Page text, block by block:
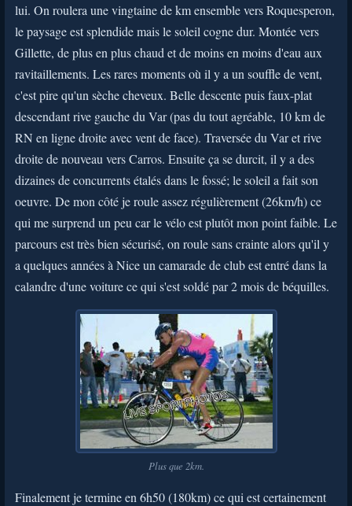
lui. On roulera une vingtaine de km ensemble vers Roquesperon,
le paysage est splendide mais le soleil cogne dur. Montée vers
Gillette, de plus en plus chaud et de moins en moins d'eau aux
ravitaillements. Les rares moments où il y a un souffle de vent,
c'est pire qu'un sèche cheveux. Belle descente puis faux-plat
descendant rive gauche du Var (pas du tout agréable, 10 km de
RN en ligne droite avec vent de face). Traversée du Var et rive
droite de nouveau vers Carros. Ensuite ça se durcit, il y a des
dizaines de concurrents étalés dans le fossé; le soleil a fait son
oeuvre. De mon côté je roule assez régulièrement (26km/h) ce
qui me surprend un peu car le vélo est plutôt mon point faible. Le
parcours est très bien sécurisé, on roule sans crainte alors qu'il y
a quelques années à Nice un camarade de club est entré dans la
calandre d'une voiture ce qui s'est soldé par 2 mois de béquilles.
Plus que 2km.
Finalement je termine en 6h50 (180km) ce qui est certainement